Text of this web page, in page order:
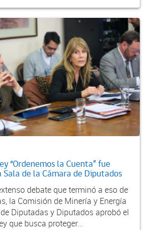
“Ordenemos la Cuenta” fue
Sala de la Cámara de Diputados
debate que terminó a eso de
la Comisión de Minería y Energía
Diputadas y Diputados aprobó el
que busca proteger...